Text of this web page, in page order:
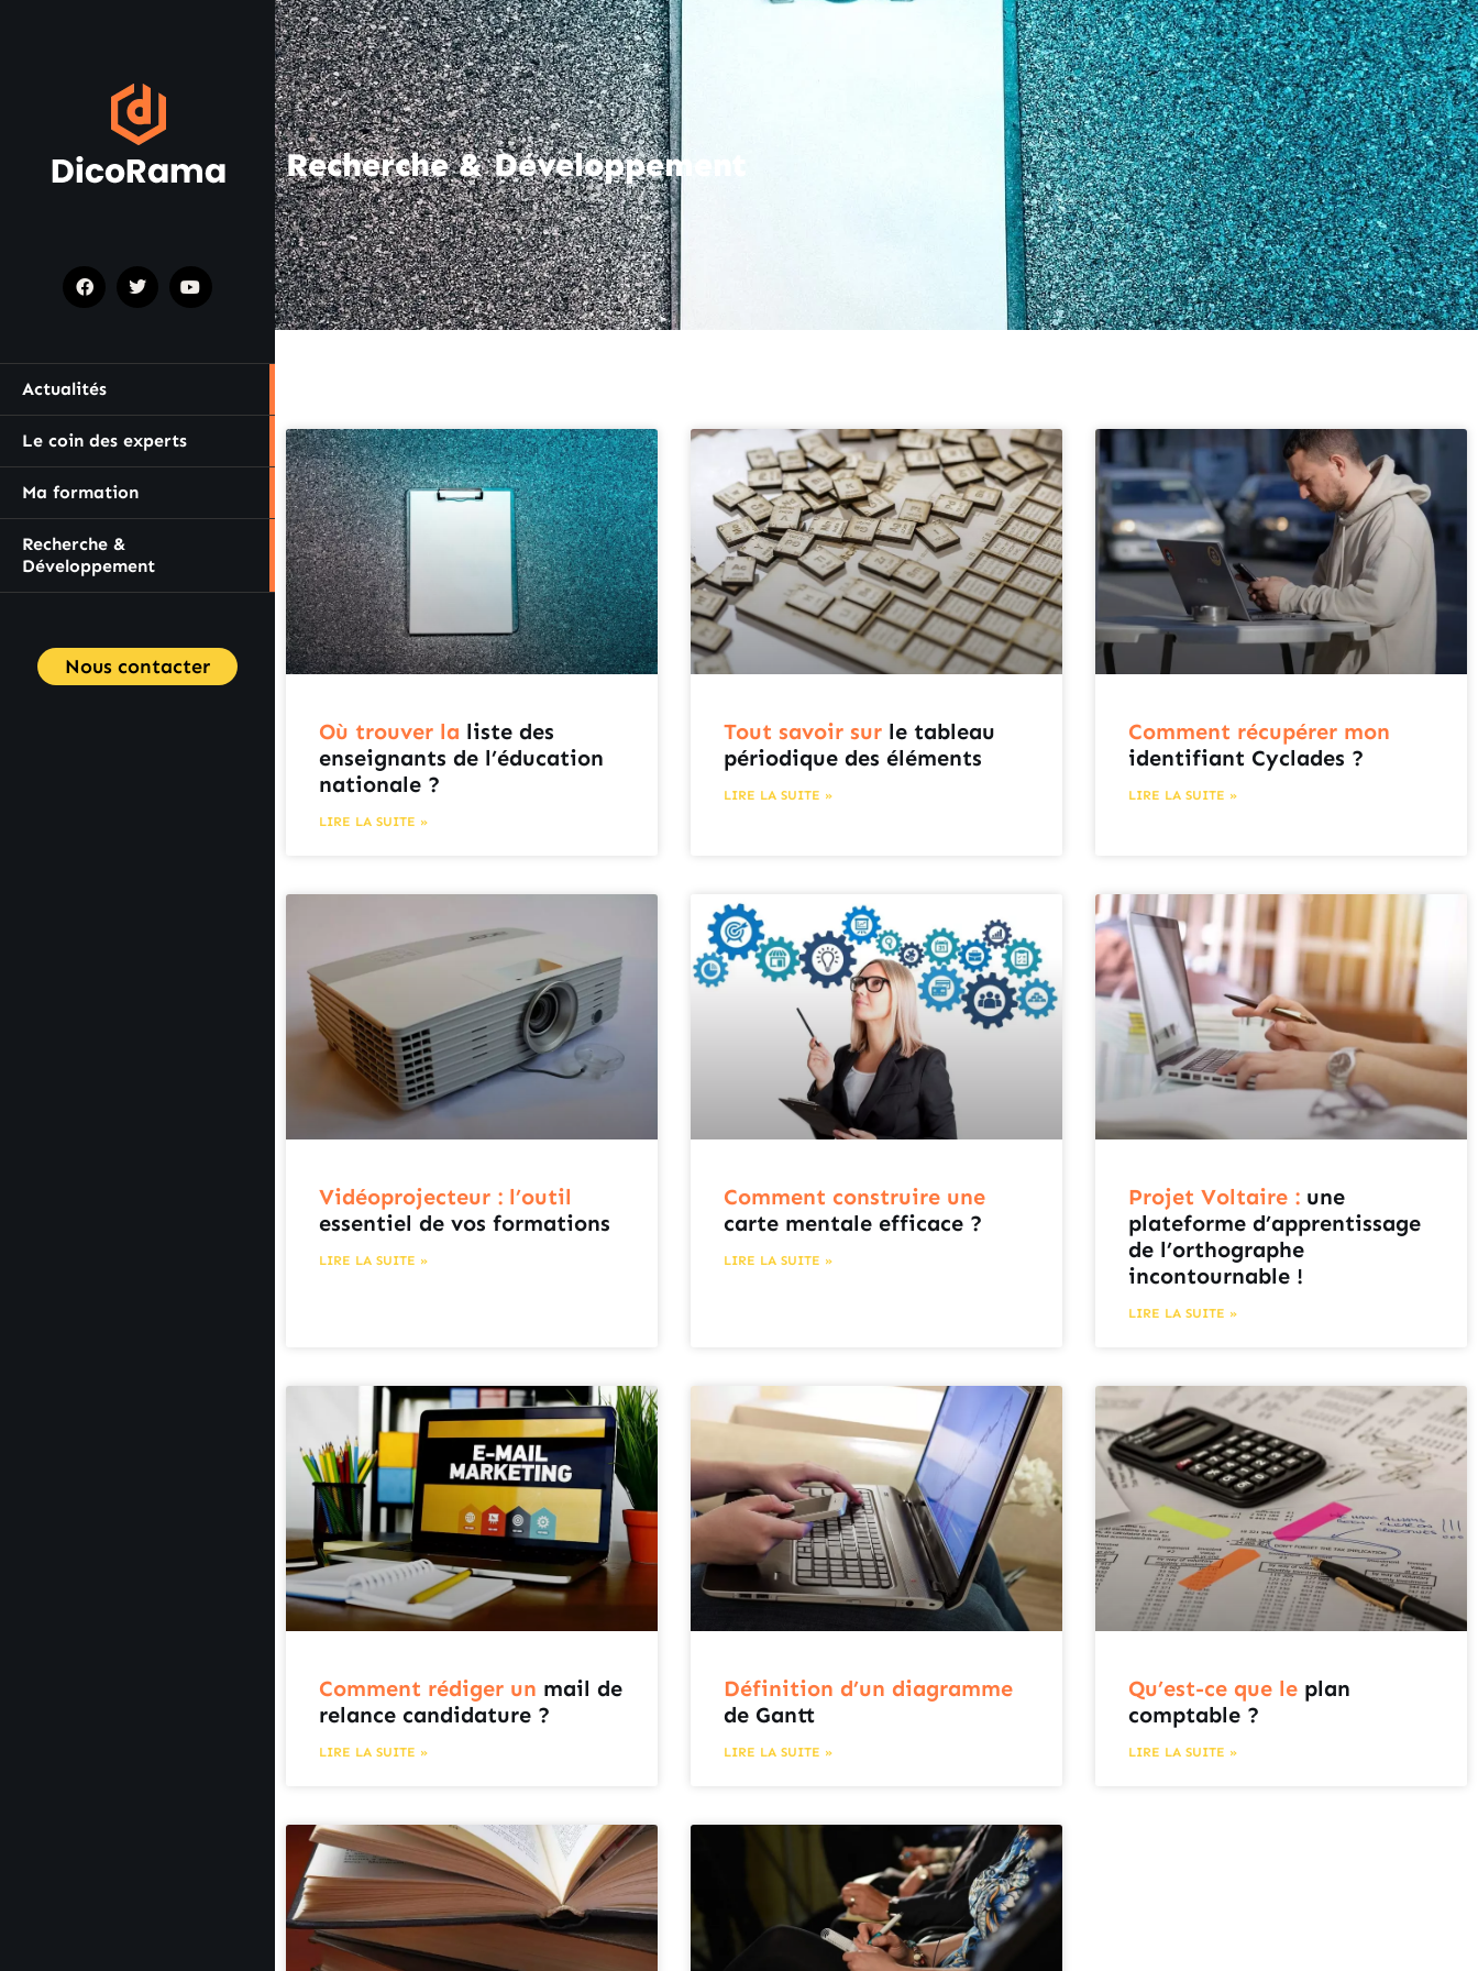
Actualités
Le coin des experts
Ma formation
Recherche &
Développement
Nous contacter
Recherche & Développement
Où trouver la liste des
enseignants de l’éducation
nationale ?
LIRE LA SUITE »
Tout savoir sur le tableau
périodique des éléments
LIRE LA SUITE »
Comment récupérer mon
identifiant Cyclades ?
LIRE LA SUITE »
Vidéoprojecteur : l’outil
essentiel de vos formations
LIRE LA SUITE »
Comment construire une
carte mentale efficace ?
LIRE LA SUITE »
Projet Voltaire : une
plateforme d’apprentissage
de l’orthographe
incontournable !
LIRE LA SUITE »
Comment rédiger un mail de
relance candidature ?
LIRE LA SUITE »
Définition d’un diagramme
de Gantt
LIRE LA SUITE »
Qu’est-ce que le plan
comptable ?
LIRE LA SUITE »